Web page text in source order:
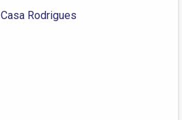
Casa Rodrigues